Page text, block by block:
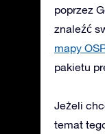
poprzez
znaleźć
mapy
pakietu
Jeżeli
temat